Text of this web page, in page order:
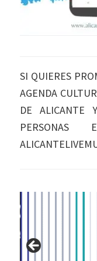
SI QUIERES
AGENDA
DE ALICANTE
PERSONAS